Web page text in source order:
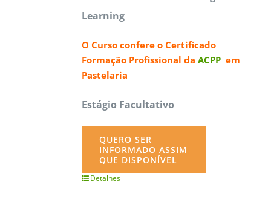
Learning
O Curso confere o Certificado
Formação Profissional da ACPPem
Pastelaria
Estágio Facultativo
QUERO SER
INFORMADO ASSIM
QUE DISPONÍVEL
Detalhes